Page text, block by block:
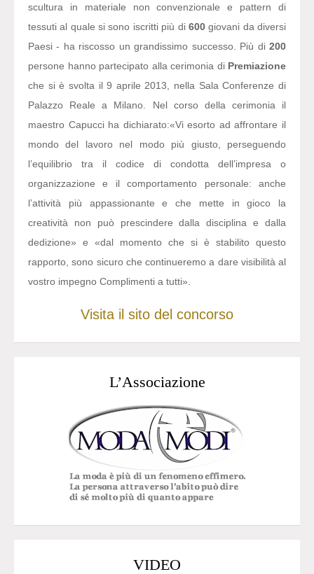
scultura in materiale non convenzionale e pattern di
tessuti al quale si sono iscritti più di 600giovani da diversi
Paesi - ha riscosso un grandissimo successo. Più di 200
persone hanno partecipato alla cerimonia di Premiazione
che si è svolta il 9 aprile 2013, nella Sala Conferenze di
Palazzo Reale a Milano. Nel corso della cerimonia il
maestro Capucci ha dichiarato:«Vi esorto ad affrontare il
mondo del lavoro nel modo più giusto, perseguendo
l’equilibrio tra il codice di condotta dell’impresa o
organizzazione e il comportamento personale: anche
l’attività più appassionante e che mette in gioco la
creatività non può prescindere dalla disciplina e dalla
dedizione» e «dal momento che si è stabilito questo
rapporto, sono sicuro che continueremo a dare visibilità al
vostro impegno Complimenti a tutti».
Visita il sito del concorso
L’Associazione
VIDEO